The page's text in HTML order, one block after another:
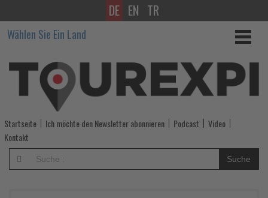
Erster
Museums
+
Heritage
Award
für
Malta
DE EN TR
Wählen Sie Ein Land
Startseite Ich möchte den Newsletter abonnieren Podcast
Video
Kontakt
Suche